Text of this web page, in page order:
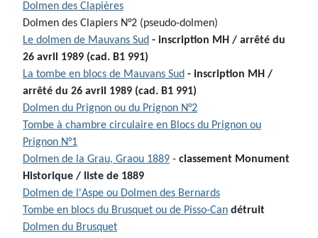
Dolmen des Clapières
Dolmen des Clapiers N°2 (pseudo-dolmen)
Le dolmen de Mauvans Sud - inscription MH / arrêté du
26 avril 1989 (cad. B1 991)
La tombe en blocs de Mauvans Sud - inscription MH /
arrêté du 26 avril 1989 (cad. B1 991)
Dolmen du Prignon ou du Prignon N°2
Tombe à chambre circulaire en Blocs du Prignon ou
Prignon N°1
Dolmen de la Grau, Graou 1889 - classement Monument
Historique / liste de 1889
Dolmen de l'Aspe ou Dolmen des Bernards
Tombe en blocs du Brusquet ou de Pisso-Can détruit
Dolmen du Brusquet